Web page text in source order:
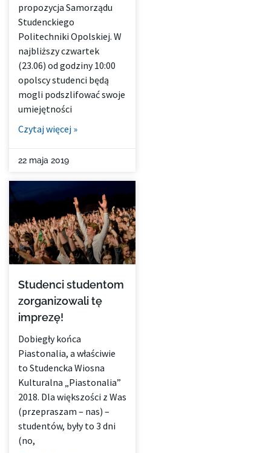
propozycja Samorządu
Studenckiego
Politechniki Opolskiej. W
najbliższy czwartek
(23.06) od godziny 10:00
opolscy studenci będą
mogli podszlifować swoje
umiejętności
Czytaj więcej »
22 maja 2019
Studenci studentom
zorganizowali tę
imprezę!
Dobiegły końca
Piastonalia, a właściwie
to Studencka Wiosna
Kulturalna „Piastonalia”
2018. Dla większości z Was
(przepraszam – nas) –
studentów, były to 3 dni
(no,